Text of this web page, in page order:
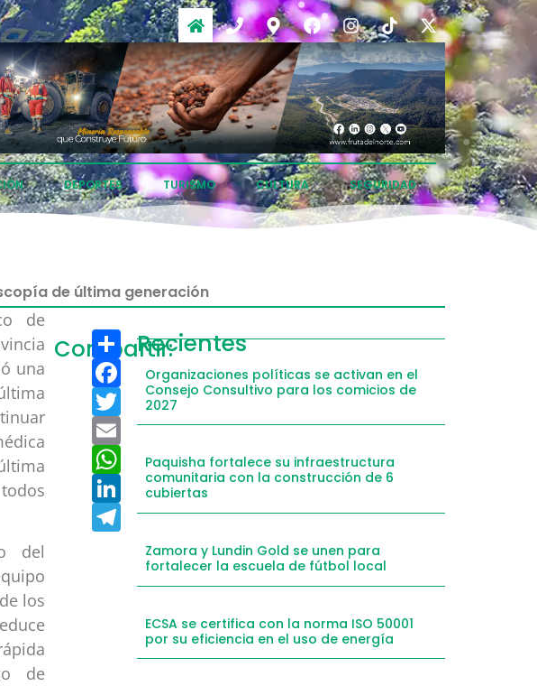
DEPORTES TURISMO CULTURA SEGURIDAD
de última generación
de
una
del
los
de
Compartir:
Compartir
Facebook
Twitter
Email
WhatsApp
LinkedIn
Telegram
Recientes
Organizaciones políticas se activan en el
Consejo Consultivo para los comicios de
2027
Paquisha fortalece su infraestructura
comunitaria con la construcción de 6
cubiertas
Zamora y Lundin Gold se unen para
fortalecer la escuela de fútbol local
ECSA se certifica con la norma ISO 50001
por su eficiencia en el uso de energía